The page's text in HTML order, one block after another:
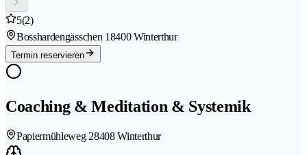
5(2)
Bosshardengässchen 18400 Winterthur
Termin reservieren
Coaching & Meditation & Systemik
Papiermühleweg 28408 Winterthur